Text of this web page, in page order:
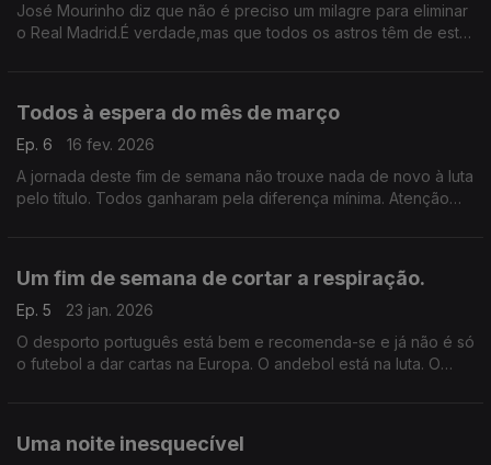
José Mourinho diz que não é preciso um milagre para eliminar
o Real Madrid.É verdade,mas que todos os astros têm de estar
Todos à espera do mês de março
Ep. 6
16 fev. 2026
A jornada deste fim de semana não trouxe nada de novo à luta
pelo título. Todos ganharam pela diferença mínima. Atenção
Um fim de semana de cortar a respiração.
Ep. 5
23 jan. 2026
O desporto português está bem e recomenda-se e já não é só
o futebol a dar cartas na Europa. O andebol está na luta. O
Uma noite inesquecível